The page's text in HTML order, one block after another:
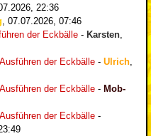
22:36
07.07.2026, 07:46
der Eckbälle - Karsten
der Eckbälle - Ulrich
der Eckbälle - Mob-
der Eckbälle -